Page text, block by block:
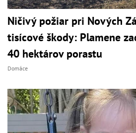
Ničivý požiar pri Nových
tisícové škody: Plamene
40 hektárov porastu
Domáce